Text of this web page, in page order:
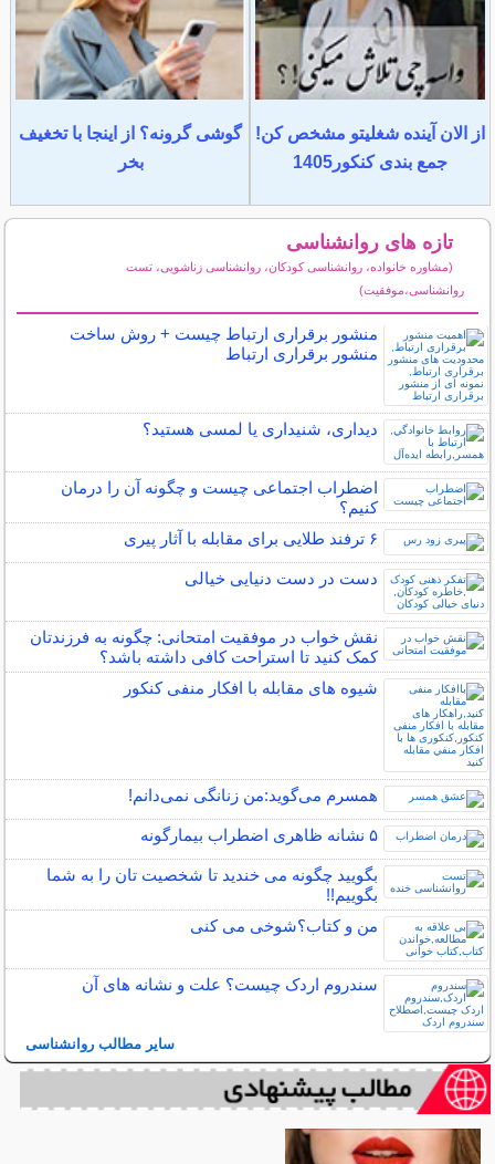
از الان آینده شغلیتو مشخص کن!
جمع بندی کنکور1405
گوشی گرونه؟ از اینجا با تخغیف
بخر
تازه های روانشناسی
(مشاوره خانواده، روانشناسی کودکان، روانشناسی زناشویی، تست
روانشناسی،موفقیت)
منشور برقراری ارتباط چیست + روش ساخت
منشور برقراری ارتباط
دیداری، شنیداری یا لمسی هستید؟
اضطراب اجتماعی چیست و چگونه آن را درمان
کنیم؟
۶ ترفند طلایی برای مقابله با آثار پیری
دست در دست دنیایی خیالی
نقش خواب در موفقیت امتحانی: چگونه به فرزندتان
کمک کنید تا استراحت کافی داشته باشد؟
شیوه های مقابله با افکار منفی کنکور
همسرم می‌گوید:من زنانگی نمی‌دانم!
۵ نشانه‌ ظاهری اضطراب بیمارگونه
بگویید چگونه می خندید تا شخصیت تان را به شما
بگوییم!!
من و کتاب؟شوخی می کنی
سندروم اردک چیست؟ علت و نشانه های آن
سایر مطالب روانشناسی